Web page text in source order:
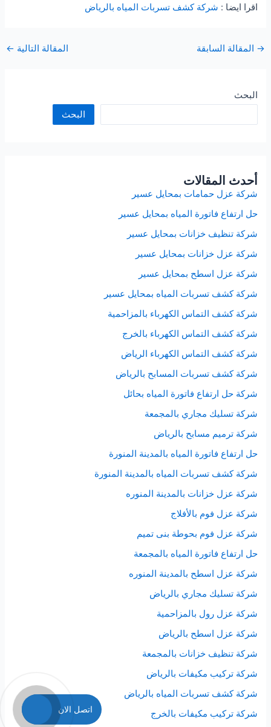
اقرا ايضا : شركة كشف تسربات المياه بالرياض
→ المقالة السابقة المقالة التالية ←
البحث
البحث
أحدث المقالات
شركة عزل حمامات بمحايل عسير
حل ارتفاع فاتورة المياه بمحايل عسير
شركة تنظيف خزانات بمحايل عسير
شركة عزل خزانات بمحايل عسير
شركة عزل اسطح بمحايل عسير
شركة كشف تسربات المياه بمحايل عسير
شركة كشف التماس الكهرباء بالمزاحمية
شركة كشف التماس الكهرباء بالخرج
شركة كشف التماس الكهرباء الرياض
شركة كشف تسربات المسابح بالرياض
شركة حل ارتفاع فاتورة المياه بحائل
شركة تسليك مجاري بالمجمعة
شركة ترميم مسابح بالرياض
حل ارتفاع فاتورة المياه بالمدينة المنورة
شركة كشف تسربات المياه بالمدينة المنورة
شركة عزل خزانات بالمدينة المنوره
شركة عزل فوم بالأفلاج
شركة عزل فوم بحوطة بنى تميم
حل ارتفاع فاتورة المياه بالمجمعة
شركة عزل اسطح بالمدينة المنوره
شركة تسليك مجاري بالرياض
شركة عزل رول بالمزاحمية
شركة عزل اسطح بالرياض
شركة تنظيف خزانات بالمجمعة
شركة تركيب مكيفات بالرياض
شركة كشف تسربات المياه بالرياض
شركة تركيب مكيفات بالخرج
اتصل الان